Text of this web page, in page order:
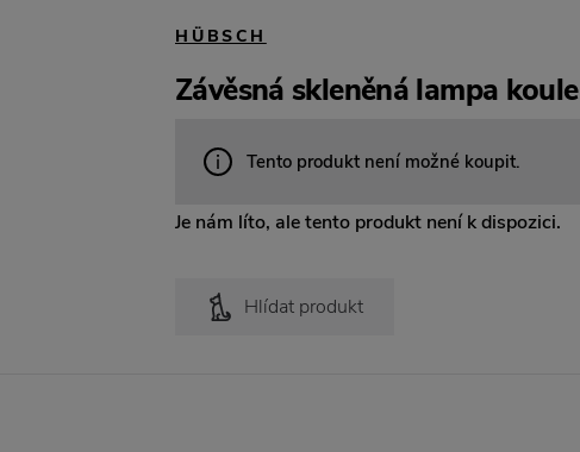
HÜBSCH
Závěsná skleněná lampa koule
Tento produkt není možné koupit.
Je nám líto, ale tento produkt není k dispozici.
Hlídat produkt